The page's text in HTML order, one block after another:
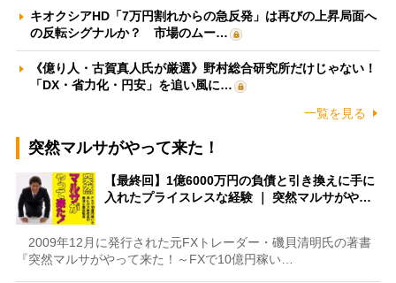
キオクシアHD「7万円割れからの急反発」は再びの上昇局面へ
の反転シグナルか？ 市場のムー…
《億り人・古賀真人氏が厳選》野村総合研究所だけじゃない！
「DX・省力化・円安」を追い風に…
一覧を見る
突然マルサがやって来た！
【最終回】1億6000万円の負債と引き換えに手に
入れたプライスレスな経験 ｜ 突然マルサがや…
2009年12月に発行された元FXトレーダー・磯貝清明氏の著書
『突然マルサがやって来た！～FXで10億円稼い…